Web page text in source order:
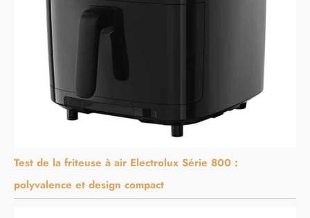
Test de la friteuse à air Electrolux Série 800 :
polyvalence et design compact